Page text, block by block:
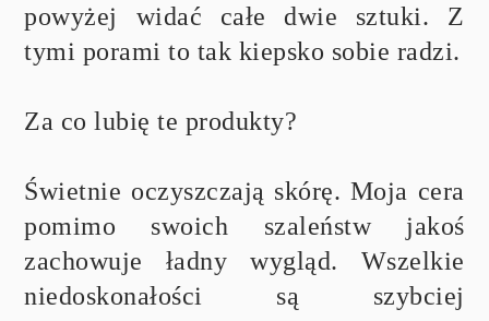
powyżej widać całe dwie sztuki. Z
tymi porami to tak kiepsko sobie radzi.
Za co lubię te produkty?
Świetnie oczyszczają skórę. Moja cera
pomimo swoich szaleństw jakoś
zachowuje ładny wygląd. Wszelkie
niedoskonałości są szybciej